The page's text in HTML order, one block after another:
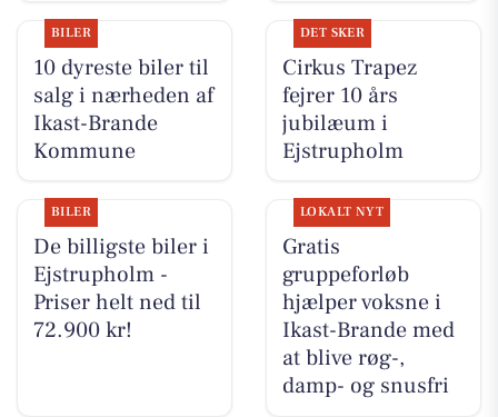
BILER
10 dyreste biler til
salg i nærheden af
Ikast-Brande
Kommune
DET SKER
Cirkus Trapez
fejrer 10 års
jubilæum i
Ejstrupholm
BILER
De billigste biler i
Ejstrupholm -
Priser helt ned til
72.900 kr!
LOKALT NYT
Gratis
gruppeforløb
hjælper voksne i
Ikast-Brande med
at blive røg-,
damp- og snusfri